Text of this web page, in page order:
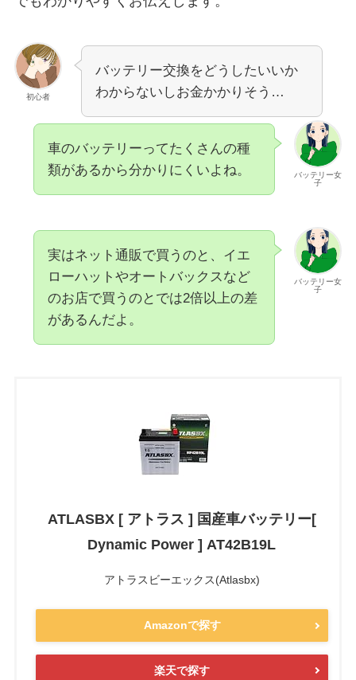
初心者
バッテリー交換をどうしたいいか
わからないしお金かかりそう…
バッテリー女
子
車のバッテリーってたくさんの種
類があるから分かりにくいよね。
バッテリー女
子
実はネット通販で買うのと、イエ
ローハットやオートバックスなど
のお店で買うのとでは2倍以上の差
があるんだよ。
ATLASBX [ アトラス ] 国産車バッテリー[
Dynamic Power ] AT42B19L
アトラスビーエックス(Atlasbx)
Amazonで探す
楽天で探す